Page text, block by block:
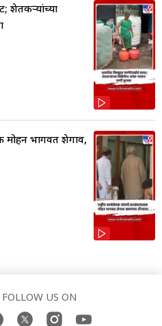
शेतकऱ्यांच्या
मोहन भागवत शेगाव,
FOLLOW US ON